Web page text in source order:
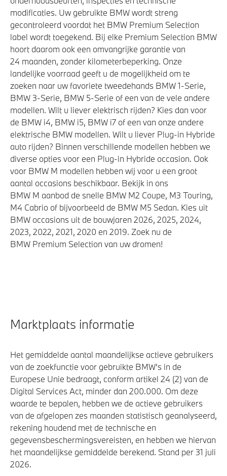
modificaties. Uw gebruikte BMW wordt streng
gecontroleerd voordat het BMW Premium Selection
label wordt toegekend. Bij elke Premium Selection BMW
hoort daarom ook een omvangrijke garantie van
24 maanden, zonder kilometerbeperking. Onze
landelijke voorraad geeft u de mogelijkheid om te
zoeken naar uw favoriete tweedehands BMW 1-Serie,
BMW 3-Serie, BMW 5-Serie of een van de vele andere
modellen. Wilt u liever elektrisch rijden? Kies dan voor
de BMW i4, BMW i5, BMW i7 of een van onze andere
elektrische BMW modellen. Wilt u liever Plug-in Hybride
auto rijden? Binnen verschillende modellen hebben we
diverse opties voor een Plug-in Hybride occasion. Ook
voor BMW M modellen hebben wij voor u een groot
aantal occasions beschikbaar. Bekijk in ons
BMW M aanbod de snelle BMW M2 Coupe, M3 Touring,
M4 Cabrio of bijvoorbeeld de BMW M5 Sedan. Kies uit
BMW occasions uit de bouwjaren 2026, 2025, 2024,
2023, 2022, 2021, 2020 en 2019. Zoek nu de
BMW Premium Selection van uw dromen!
Marktplaats informatie
Het gemiddelde aantal maandelijkse actieve gebruikers
van de zoekfunctie voor gebruikte BMW's in de
Europese Unie bedraagt, conform artikel 24 (2) van de
Digital Services Act, minder dan 200.000. Om deze
waarde te bepalen, hebben we de actieve gebruikers
van de afgelopen zes maanden statistisch geanalyseerd,
rekening houdend met de technische en
gegevensbeschermingsvereisten, en hebben we hiervan
het maandelijkse gemiddelde berekend. Stand per 31 juli
2026.